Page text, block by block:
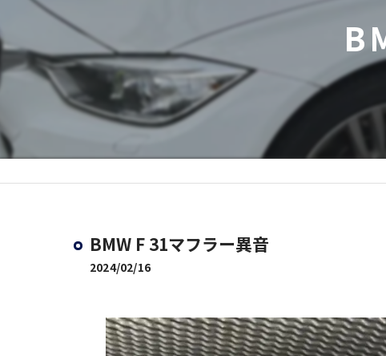
BMW F 31マフラー異音
2024/02/16